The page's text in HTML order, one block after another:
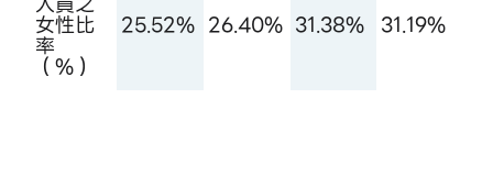
女性比
率
（%）
25.52% 26.40% 31.38% 31.19%